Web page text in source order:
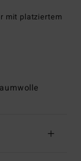
mit platziertem